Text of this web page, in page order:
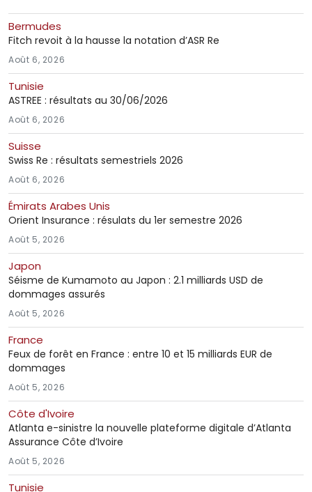
Bermudes
Fitch revoit à la hausse la notation d’ASR Re
Août 6, 2026
Tunisie
ASTREE : résultats au 30/06/2026
Août 6, 2026
Suisse
Swiss Re : résultats semestriels 2026
Août 6, 2026
Émirats Arabes Unis
Orient Insurance : résulats du 1er semestre 2026
Août 5, 2026
Japon
Séisme de Kumamoto au Japon : 2.1 milliards USD de
dommages assurés
Août 5, 2026
France
Feux de forêt en France : entre 10 et 15 milliards EUR de
dommages
Août 5, 2026
Côte d'Ivoire
Atlanta e-sinistre la nouvelle plateforme digitale d’Atlanta
Assurance Côte d’Ivoire
Août 5, 2026
Tunisie